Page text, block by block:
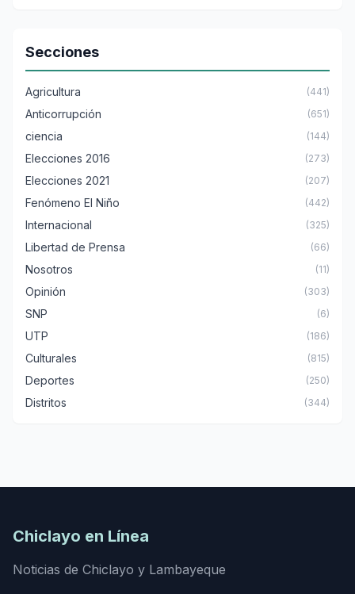
Secciones
Agricultura (441)
Anticorrupción (651)
ciencia (144)
Elecciones 2016 (273)
Elecciones 2021 (207)
Fenómeno El Niño (442)
Internacional (325)
Libertad de Prensa (66)
Nosotros (11)
Opinión (303)
SNP (6)
UTP (186)
Culturales (815)
Deportes (250)
Distritos (344)
Chiclayo en Línea
Noticias de Chiclayo y Lambayeque